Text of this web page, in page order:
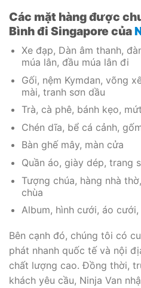
Các mặt hàng được
Bình đi Singapore của
Xe đạp, Dàn âm thanh,
múa lân, đầu múa lân đi
Gối, nệm Kymdan, võng
mài, tranh sơn dầu
Trà, cà phê, bánh kẹo, mứt
Chén dĩa, bể cá cảnh,
Bàn ghế mây, màn cửa
Quần áo, giày dép, trang
Tượng chúa, hàng nhà
chùa
Album, hình cưới, áo
Bên cạnh đó, chúng tôi có
phát nhanh quốc tế và nội
chất lượng cao. Đồng thời,
khách yêu cầu, Ninja Van